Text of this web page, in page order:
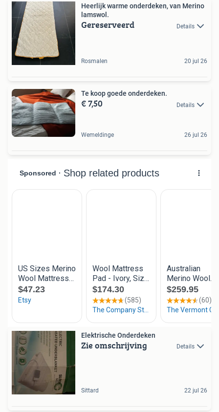
Heerlijk warme onderdeken, van Merino
lamswol.
Gereserveerd Details
Rosmalen 20 jul 26
Te koop goede onderdeken.
€ 7,50 Details
Wemeldinge 26 jul 26
Elektrische Onderdeken
Zie omschrijving Details
Sittard 22 jul 26